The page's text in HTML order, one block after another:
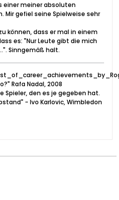
einer meiner absoluten
Mir gefiel seine Spielweise sehr
können, dass er mal in einem
es: "Nur Leute gibt die mich
Sinngemäß halt.
Rafa Nadal, 2008
Spieler, den es je gegeben hat.
- Ivo Karlovic, Wimbledon